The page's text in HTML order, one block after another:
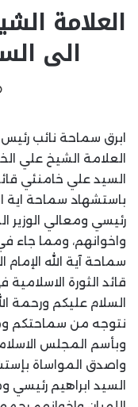
العلامة
الى
ابرق سماحة نائب
العلامة الشيخ علي
السيد علي خامنئي
باستشهاد سماحة اية
رئيسي ومعالي الوزير
واخوانهم، ومما جاء
سماحة آية الله
قائد الثورة الاسلامية
السلام عليكم ورحمة
نتوجه من سماحتكم
وبأسم المجلس
واصدق المواساة
السيد ابراهيم رئيسي